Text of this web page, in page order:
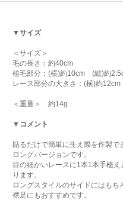
▼サイズ
＜サイズ＞
毛の長さ：約40cm
植毛部分：(横)約10cm (縦)約
レース部分の大きさ：(横)約
＜重量＞ 約14g
▼コメント
貼るだけで簡単に生え際を作製
ロングバージョンです。
目の細かいレースに1本1本手植
ります。
ロングスタイルのサイドにはも
襟足にもおすすめです。